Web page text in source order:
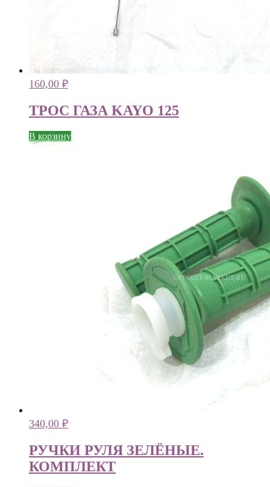
160,00 ₽
ТРОС ГАЗА KAYO 125
В корзину
340,00 ₽
РУЧКИ РУЛЯ ЗЕЛЁНЫЕ.
КОМПЛЕКТ